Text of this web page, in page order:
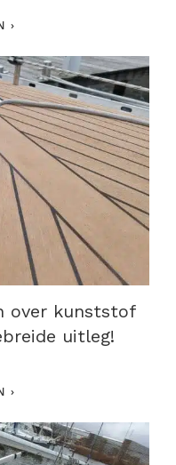
over kunststof
uitleg!